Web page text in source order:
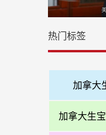
热门标签
加拿大
加拿大生